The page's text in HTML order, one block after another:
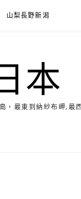
山梨長野新潟
本
最東到納紗布岬,